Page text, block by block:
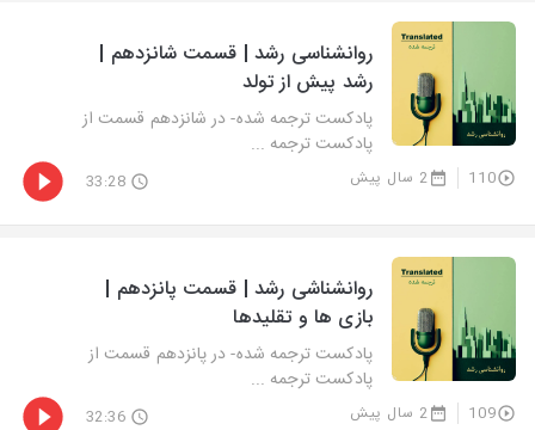
روانشناسی رشد | قسمت شانزدهم |
رشد پیش از تولد
پادکست ترجمه شده- در شانزدهم قسمت از
پادکست ترجمه ...
110 2 سال پیش 33:28
روانشناشی رشد | قسمت پانزدهم |
بازی ها و تقلیدها
پادکست ترجمه شده- در پانزدهم قسمت از
پادکست ترجمه ...
109 2 سال پیش 32:36